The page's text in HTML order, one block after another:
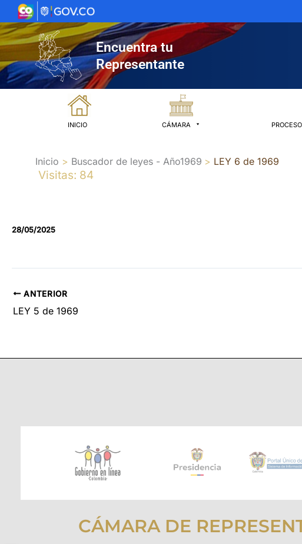
al
contenido
Encuentra tu
Representante
INICIO CÁMARA
Inicio Buscador de leyes - Año1969 LEY 6 de 1969
Visitas: 84
28/05/2025
ANTERIOR
LEY 5 de 1969
CÁMARA DE